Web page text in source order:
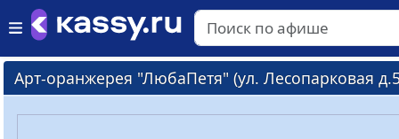
Арт-оранжерея "ЛюбаПетя" (ул. Лесопарковая